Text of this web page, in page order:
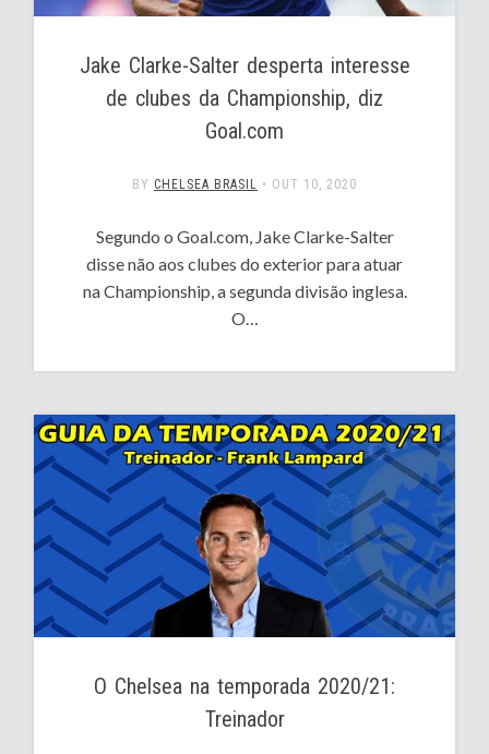
Jake Clarke-Salter desperta interesse
de clubes da Championship, diz
Goal.com
BY CHELSEA BRASIL • OUT 10, 2020
Segundo o Goal.com, Jake Clarke-Salter
disse não aos clubes do exterior para atuar
na Championship, a segunda divisão inglesa.
O…
O Chelsea na temporada 2020/21:
Treinador